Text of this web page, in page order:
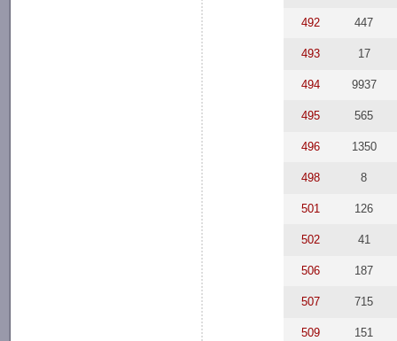
492 447
493 17
494 9937
495 565
496 1350
498 8
501 126
502 41
506 187
507 715
509 151